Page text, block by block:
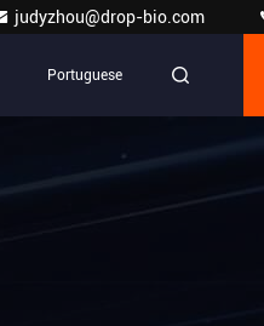
judyzhou@drop-bio.com
Portuguese